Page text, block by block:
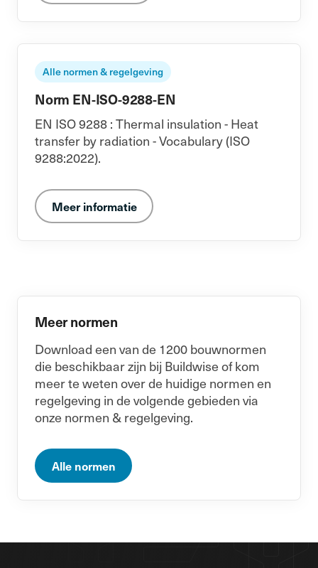
Alle normen & regelgeving
Norm EN-ISO-9288-EN
EN ISO 9288 : Thermal insulation - Heat
transfer by radiation - Vocabulary (ISO
9288:2022).
Meer informatie
Meer normen
Download een van de 1200 bouwnormen
die beschikbaar zijn bij Buildwise of kom
meer te weten over de huidige normen en
regelgeving in de volgende gebieden via
onze normen & regelgeving.
Alle normen